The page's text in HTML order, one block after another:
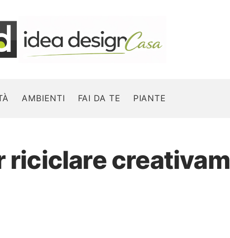
AMBIENTI FAI DA TE PIANTE
Search for:
riciclare